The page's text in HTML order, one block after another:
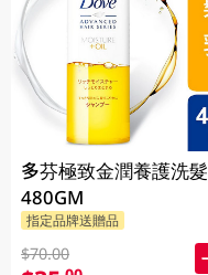
多芬極致金潤養護洗髮
480GM
指定品牌送贈品
$70.00